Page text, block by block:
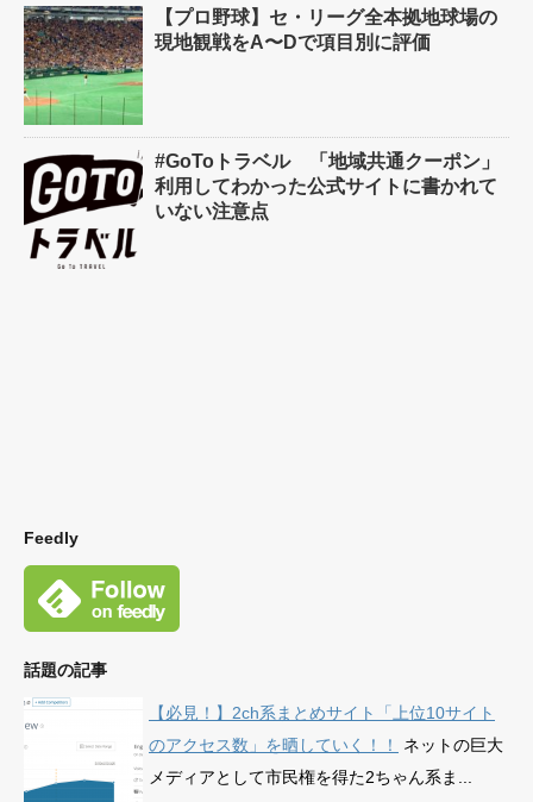
【プロ野球】セ・リーグ全本拠地球場の
現地観戦をA〜Dで項目別に評価
#GoToトラベル 「地域共通クーポン」
利用してわかった公式サイトに書かれて
いない注意点
Feedly
話題の記事
【必見！】2ch系まとめサイト「上位10サイト
のアクセス数」を晒していく！！
ネットの巨大
メディアとして市民権を得た2ちゃん系ま...